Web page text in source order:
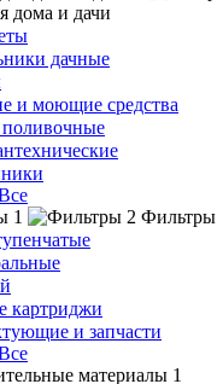
дома и дачи
дачные
и моющие средства
Фильтры
картриджи
и запчасти